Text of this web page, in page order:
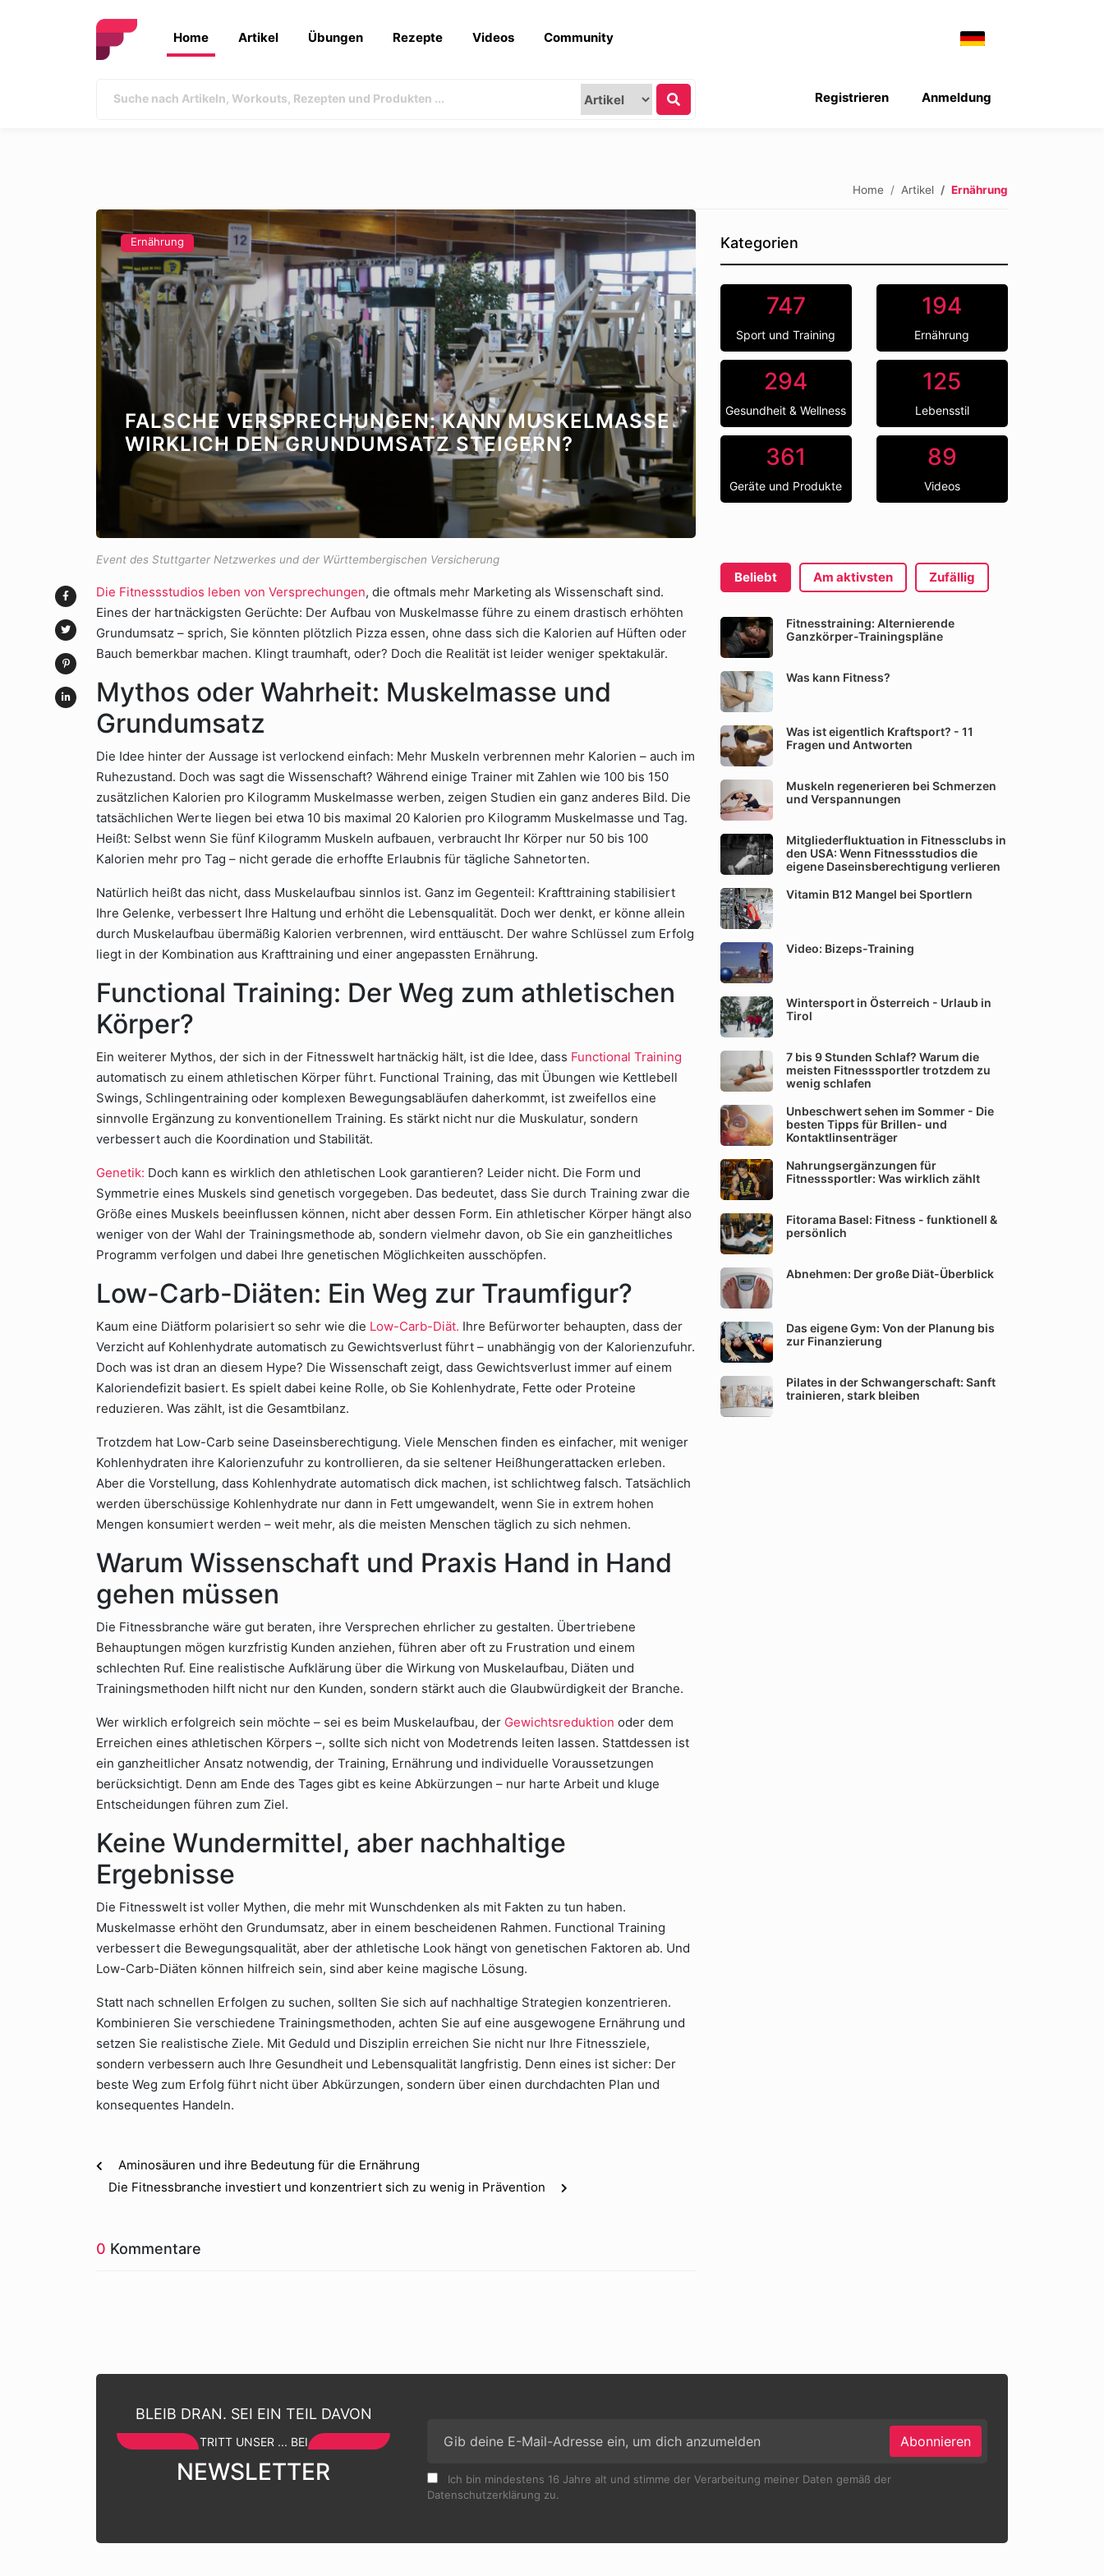
Home Artikel Übungen Rezepte Videos Community
Anmeldung
Registrieren
Home Artikel Ernährung
Ernährung
FALSCHE VERSPRECHUNGEN: KANN MUSKELMASSE
WIRKLICH DEN GRUNDUMSATZ STEIGERN?
Event des Stuttgarter Netzwerkes und der Württembergischen Versicherung
Die Fitnessstudios leben von Versprechungen, die oftmals mehr Marketing als Wissenschaft sind.
Eines der hartnäckigsten Gerüchte: Der Aufbau von Muskelmasse führe zu einem drastisch erhöhten
Grundumsatz – sprich, Sie könnten plötzlich Pizza essen, ohne dass sich die Kalorien auf Hüften oder
Bauch bemerkbar machen. Klingt traumhaft, oder? Doch die Realität ist leider weniger spektakulär.
Mythos oder Wahrheit: Muskelmasse und
Grundumsatz
Die Idee hinter der Aussage ist verlockend einfach: Mehr Muskeln verbrennen mehr Kalorien – auch im
Ruhezustand. Doch was sagt die Wissenschaft? Während einige Trainer mit Zahlen wie 100 bis 150
zusätzlichen Kalorien pro Kilogramm Muskelmasse werben, zeigen Studien ein ganz anderes Bild. Die
tatsächlichen Werte liegen bei etwa 10 bis maximal 20 Kalorien pro Kilogramm Muskelmasse und Tag.
Heißt: Selbst wenn Sie fünf Kilogramm Muskeln aufbauen, verbraucht Ihr Körper nur 50 bis 100
Kalorien mehr pro Tag – nicht gerade die erhoffte Erlaubnis für tägliche Sahnetorten.
Natürlich heißt das nicht, dass Muskelaufbau sinnlos ist. Ganz im Gegenteil: Krafttraining stabilisiert
Ihre Gelenke, verbessert Ihre Haltung und erhöht die Lebensqualität. Doch wer denkt, er könne allein
durch Muskelaufbau übermäßig Kalorien verbrennen, wird enttäuscht. Der wahre Schlüssel zum Erfolg
liegt in der Kombination aus Krafttraining und einer angepassten Ernährung.
Functional Training: Der Weg zum athletischen
Körper?
Ein weiterer Mythos, der sich in der Fitnesswelt hartnäckig hält, ist die Idee, dass Functional Training
automatisch zu einem athletischen Körper führt. Functional Training, das mit Übungen wie Kettlebell
Swings, Schlingentraining oder komplexen Bewegungsabläufen daherkommt, ist zweifellos eine
sinnvolle Ergänzung zu konventionellem Training. Es stärkt nicht nur die Muskulatur, sondern
verbessert auch die Koordination und Stabilität.
Genetik: Doch kann es wirklich den athletischen Look garantieren? Leider nicht. Die Form und
Symmetrie eines Muskels sind genetisch vorgegeben. Das bedeutet, dass Sie durch Training zwar die
Größe eines Muskels beeinflussen können, nicht aber dessen Form. Ein athletischer Körper hängt also
weniger von der Wahl der Trainingsmethode ab, sondern vielmehr davon, ob Sie ein ganzheitliches
Programm verfolgen und dabei Ihre genetischen Möglichkeiten ausschöpfen.
Low-Carb-Diäten: Ein Weg zur Traumfigur?
Kaum eine Diätform polarisiert so sehr wie die Low-Carb-Diät. Ihre Befürworter behaupten, dass der
Verzicht auf Kohlenhydrate automatisch zu Gewichtsverlust führt – unabhängig von der Kalorienzufuhr.
Doch was ist dran an diesem Hype? Die Wissenschaft zeigt, dass Gewichtsverlust immer auf einem
Kaloriendefizit basiert. Es spielt dabei keine Rolle, ob Sie Kohlenhydrate, Fette oder Proteine
reduzieren. Was zählt, ist die Gesamtbilanz.
Trotzdem hat Low-Carb seine Daseinsberechtigung. Viele Menschen finden es einfacher, mit weniger
Kohlenhydraten ihre Kalorienzufuhr zu kontrollieren, da sie seltener Heißhungerattacken erleben.
Aber die Vorstellung, dass Kohlenhydrate automatisch dick machen, ist schlichtweg falsch. Tatsächlich
werden überschüssige Kohlenhydrate nur dann in Fett umgewandelt, wenn Sie in extrem hohen
Mengen konsumiert werden – weit mehr, als die meisten Menschen täglich zu sich nehmen.
Warum Wissenschaft und Praxis Hand in Hand
gehen müssen
Die Fitnessbranche wäre gut beraten, ihre Versprechen ehrlicher zu gestalten. Übertriebene
Behauptungen mögen kurzfristig Kunden anziehen, führen aber oft zu Frustration und einem
schlechten Ruf. Eine realistische Aufklärung über die Wirkung von Muskelaufbau, Diäten und
Trainingsmethoden hilft nicht nur den Kunden, sondern stärkt auch die Glaubwürdigkeit der Branche.
Wer wirklich erfolgreich sein möchte – sei es beim Muskelaufbau, der Gewichtsreduktion oder dem
Erreichen eines athletischen Körpers –, sollte sich nicht von Modetrends leiten lassen. Stattdessen ist
ein ganzheitlicher Ansatz notwendig, der Training, Ernährung und individuelle Voraussetzungen
berücksichtigt. Denn am Ende des Tages gibt es keine Abkürzungen – nur harte Arbeit und kluge
Entscheidungen führen zum Ziel.
Keine Wundermittel, aber nachhaltige
Ergebnisse
Die Fitnesswelt ist voller Mythen, die mehr mit Wunschdenken als mit Fakten zu tun haben.
Muskelmasse erhöht den Grundumsatz, aber in einem bescheidenen Rahmen. Functional Training
verbessert die Bewegungsqualität, aber der athletische Look hängt von genetischen Faktoren ab. Und
Low-Carb-Diäten können hilfreich sein, sind aber keine magische Lösung.
Statt nach schnellen Erfolgen zu suchen, sollten Sie sich auf nachhaltige Strategien konzentrieren.
Kombinieren Sie verschiedene Trainingsmethoden, achten Sie auf eine ausgewogene Ernährung und
setzen Sie realistische Ziele. Mit Geduld und Disziplin erreichen Sie nicht nur Ihre Fitnessziele,
sondern verbessern auch Ihre Gesundheit und Lebensqualität langfristig. Denn eines ist sicher: Der
beste Weg zum Erfolg führt nicht über Abkürzungen, sondern über einen durchdachten Plan und
konsequentes Handeln.
Aminosäuren und ihre Bedeutung für die Ernährung
Die Fitnessbranche investiert und konzentriert sich zu wenig in Prävention
0 Kommentare
Kategorien
747
Sport und Training
194
Ernährung
294
Gesundheit & Wellness
125
Lebensstil
361
Geräte und Produkte
89
Videos
Beliebt Am aktivsten Zufällig
Fitnesstraining: Alternierende
Ganzkörper-Trainingspläne
Was kann Fitness?
Was ist eigentlich Kraftsport? - 11
Fragen und Antworten
Muskeln regenerieren bei Schmerzen
und Verspannungen
Mitgliederfluktuation in Fitnessclubs in
den USA: Wenn Fitnessstudios die
eigene Daseinsberechtigung verlieren
Vitamin B12 Mangel bei Sportlern
Video: Bizeps-Training
Wintersport in Österreich - Urlaub in
Tirol
7 bis 9 Stunden Schlaf? Warum die
meisten Fitnesssportler trotzdem zu
wenig schlafen
Unbeschwert sehen im Sommer - Die
besten Tipps für Brillen- und
Kontaktlinsenträger
Nahrungsergänzungen für
Fitnesssportler: Was wirklich zählt
Fitorama Basel: Fitness - funktionell &
persönlich
Abnehmen: Der große Diät-Überblick
Das eigene Gym: Von der Planung bis
zur Finanzierung
Pilates in der Schwangerschaft: Sanft
trainieren, stark bleiben
BLEIB DRAN. SEI EIN TEIL DAVON
TRITT UNSER ... BEI
NEWSLETTER
Abonnieren
Ich bin mindestens 16 Jahre alt und stimme der Verarbeitung meiner Daten gemäß der
Datenschutzerklärung zu.